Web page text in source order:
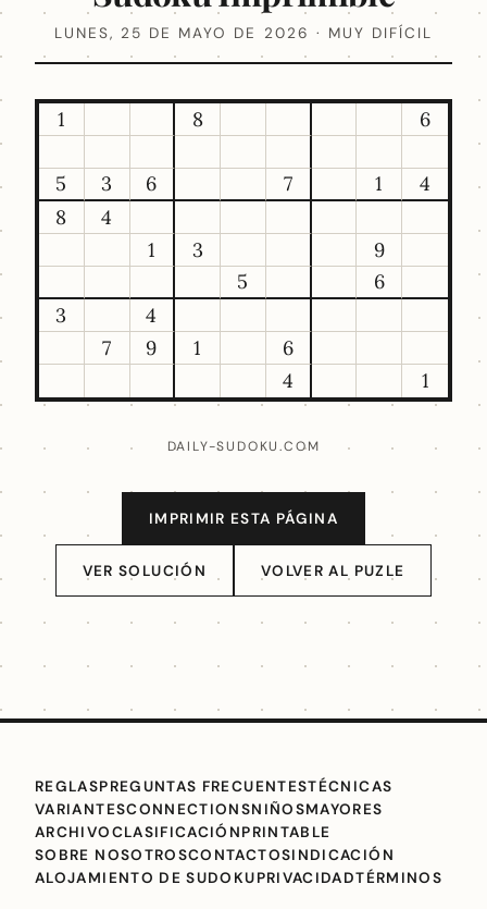
LUNES, 25 DE MAYO DE 2026 · MUY DIFÍCIL
1 8 6
5 3 6 7 1
4
8
4
1
3
9
5
6
3
4
7
9 1
6
4
1
DAILY-SUDOKU.COM
IMPRIMIR ESTA PÁGINA
VER SOLUCIÓN VOLVER AL PUZLE
REGLASPREGUNTAS FRECUENTESTÉCNICAS
VARIANTESCONNECTIONSNIÑOSMAYORES
ARCHIVOCLASIFICACIÓNPRINTABLE
SOBRE NOSOTROSCONTACTOSINDICACIÓN
ALOJAMIENTO DE SUDOKUPRIVACIDADTÉRMINOS